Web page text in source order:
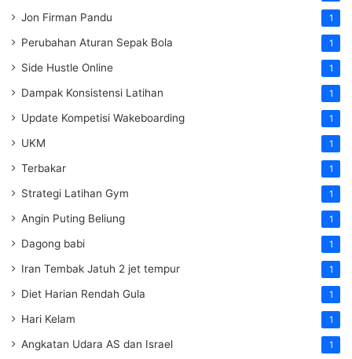
Jon Firman Pandu 1
Perubahan Aturan Sepak Bola 1
Side Hustle Online 1
Dampak Konsistensi Latihan 1
Update Kompetisi Wakeboarding 1
UKM 1
Terbakar 1
Strategi Latihan Gym 1
Angin Puting Beliung 1
Dagong babi 1
Iran Tembak Jatuh 2 jet tempur 1
Diet Harian Rendah Gula 1
Hari Kelam 1
Angkatan Udara AS dan Israel 1